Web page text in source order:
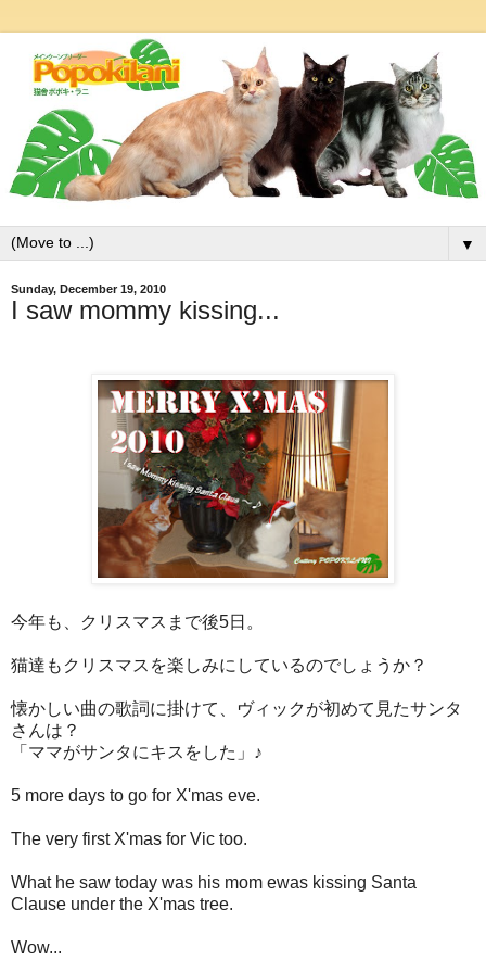
▼
Sunday, December 19, 2010
I saw mommy kissing...
今年も、クリスマスまで後5日。
猫達もクリスマスを楽しみにしているのでしょうか？
懐かしい曲の歌詞に掛けて、ヴィックが初めて見たサンタ
さんは？
「ママがサンタにキスをした」♪
5 more days to go for X'mas eve.
The very first X'mas for Vic too.
What he saw today was his mom ewas kissing Santa
Clause under the X'mas tree.
Wow...